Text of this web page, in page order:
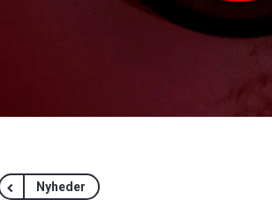
Nyheder